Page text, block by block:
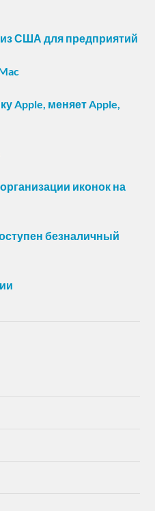
США для предприятий
Apple, меняет Apple,
иконок на
безналичный